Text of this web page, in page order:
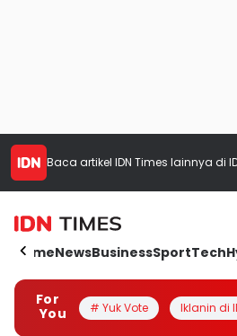
Baca artikel IDN Times lainnya di
HomeNewsBusinessSportTech
For
You
# Yuk Vote Iklanin di